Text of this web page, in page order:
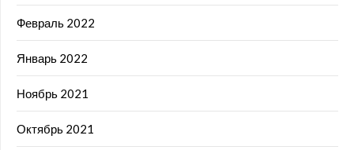
Февраль 2022
Январь 2022
Ноябрь 2021
Октябрь 2021